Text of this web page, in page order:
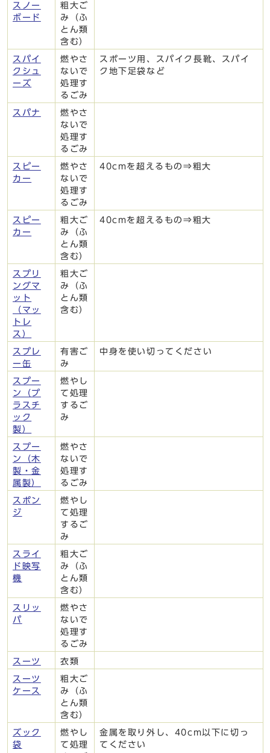
スノー
ボード
粗大ご
み（ふ
とん類
含む）
スパイ
クシュ
ーズ
燃やさ
ないで
処理す
るごみ
スポーツ用、スパイク長靴、スパイ
ク地下足袋など
スパナ
燃やさ
ないで
処理す
るごみ
スピー
カー
燃やさ
ないで
処理す
るごみ
40cmを超えるもの⇒粗大
スピー
カー
粗大ご
み（ふ
とん類
含む）
40cmを超えるもの⇒粗大
スプリ
ングマ
ット
（マッ
トレ
ス）
粗大ご
み（ふ
とん類
含む）
スプレ
ー缶
有害ご
み
中身を使い切ってください
スプー
ン（プ
ラスチ
ック
製）
燃やし
て処理
するご
み
スプー
ン（木
製・金
属製）
燃やさ
ないで
処理す
るごみ
スポン
ジ
燃やし
て処理
するご
み
スライ
ド映写
機
粗大ご
み（ふ
とん類
含む）
スリッ
パ
燃やさ
ないで
処理す
るごみ
スーツ 衣類
スーツ
ケース
粗大ご
み（ふ
とん類
含む）
ズック
袋
燃やし
て処理
金属を取り外し、40cm以下に切っ
てください